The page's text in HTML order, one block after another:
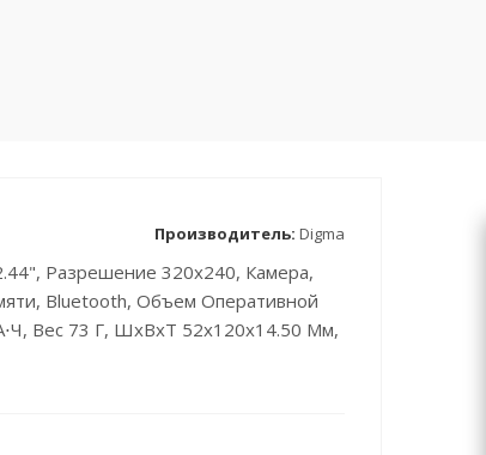
Производитель: Digma
Разрешение 320x240, Камера,
Bluetooth, Объем Оперативной
Вес 73 Г, ШxВxТ 52x120x14.50 Мм,